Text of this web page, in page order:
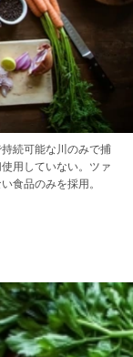
続可能な川のみで捕
用していない。ツァ
食品のみを採用。